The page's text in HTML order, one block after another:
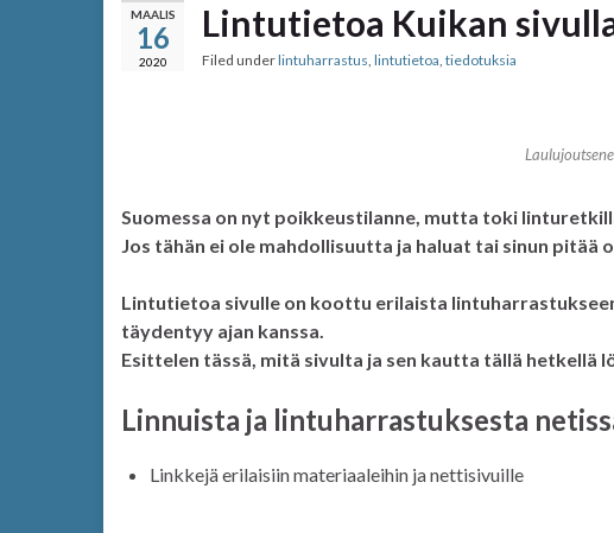
MAALIS
16
2020
Lintutietoa Kuikan
Filed underlintuharrastus, lintutietoa, tiedotuksia
Suomessa on nyt poikkeustilanne, mutta toki
Jos tähän ei ole mahdollisuutta ja haluat tai sinun
Lintutietoa sivulle on koottu erilaista
täydentyy ajan kanssa.
Esittelen tässä, mitä sivulta ja sen kautta tällä hetkellä
Linnuista ja lintuharrastuksesta
Linkkejä erilaisiin materiaaleihin ja nettisivuille